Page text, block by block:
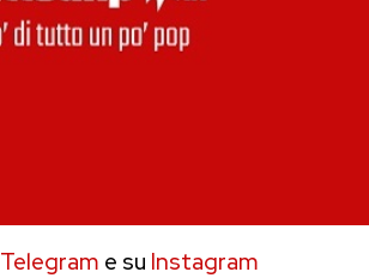
Telegram e su Instagram